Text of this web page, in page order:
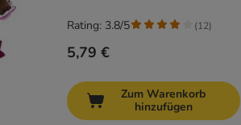
5,79 €
Rating: 3.8/5 (12)
Zum Warenkorb
hinzufügen